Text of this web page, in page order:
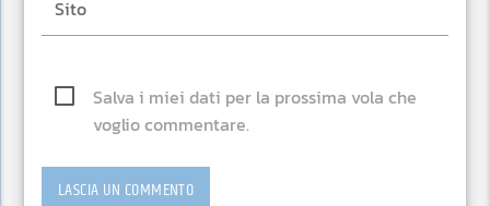
Salva i miei dati per la prossima vola che
voglio commentare.